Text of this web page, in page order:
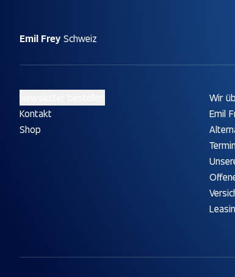
Emil Frey Schweiz
Kontakt
Shop
Wir
Emil